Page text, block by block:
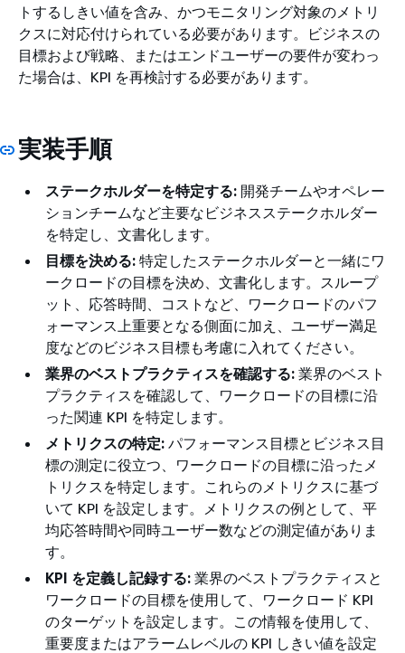
トするしきい値を含み、かつモニタリング対象のメトリ
クスに対応付けられている必要があります。ビジネスの
目標および戦略、またはエンドユーザーの要件が変わっ
た場合は、KPI を再検討する必要があります。
実装手順
ステークホルダーを特定する: 開発チームやオペレー
ションチームなど主要なビジネスステークホルダー
を特定し、文書化します。
目標を決める: 特定したステークホルダーと一緒にワ
ークロードの目標を決め、文書化します。スループ
ット、応答時間、コストなど、ワークロードのパフ
ォーマンス上重要となる側面に加え、ユーザー満足
度などのビジネス目標も考慮に入れてください。
業界のベストプラクティスを確認する: 業界のベスト
プラクティスを確認して、ワークロードの目標に沿
った関連 KPI を特定します。
メトリクスの特定: パフォーマンス目標とビジネス目
標の測定に役立つ、ワークロードの目標に沿ったメ
トリクスを特定します。これらのメトリクスに基づ
いて KPI を設定します。メトリクスの例として、平
均応答時間や同時ユーザー数などの測定値がありま
す。
KPI を定義し記録する: 業界のベストプラクティスと
ワークロードの目標を使用して、ワークロード KPI
のターゲットを設定します。この情報を使用して、
重要度またはアラームレベルの KPI しきい値を設定